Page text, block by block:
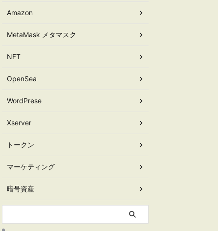
Amazon
MetaMask メタマスク
NFT
OpenSea
WordPrese
Xserver
トークン
マーケティング
暗号資産